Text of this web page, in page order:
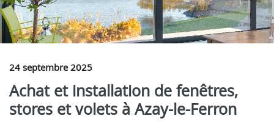
24 septembre 2025
Achat et installation de fenêtres,
stores et volets à Azay-le-Ferron